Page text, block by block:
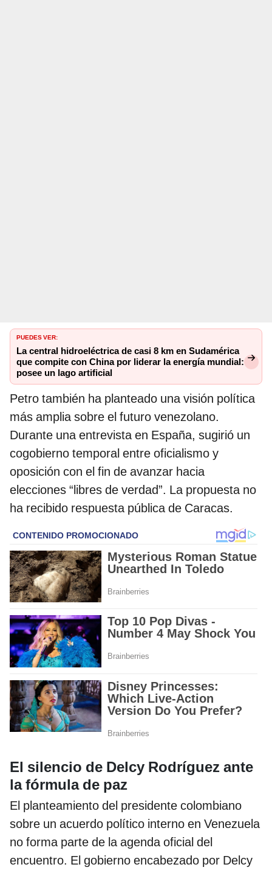
PUEDES VER:
La central hidroeléctrica de casi 8 km en Sudamérica
que compite con China por liderar la energía mundial:
posee un lago artificial
Petro también ha planteado una visión política
más amplia sobre el futuro venezolano.
Durante una entrevista en España, sugirió un
cogobierno temporal entre oficialismo y
oposición con el fin de avanzar hacia
elecciones “libres de verdad”. La propuesta no
ha recibido respuesta pública de Caracas.
El silencio de Delcy Rodríguez ante
la fórmula de paz
El planteamiento del presidente colombiano
sobre un acuerdo político interno en Venezuela
no forma parte de la agenda oficial del
encuentro. El gobierno encabezado por Delcy